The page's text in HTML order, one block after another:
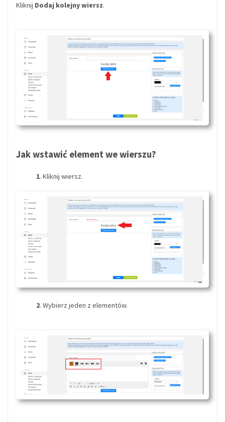
Kliknij Dodaj kolejny wiersz.
Jak wstawić element we wierszu?
1. Kliknij wiersz.
2. Wybierz jeden z elementów.